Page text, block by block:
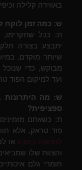
באווירה קלילה
ש: כמה זמן לוקח
ת: ככל שתקדימו,
יתבצע בצורה
שיותר מוקדם,
מבוקש, כדי
ועד למיקום הפוד
ש: מה היתרונות
ספציפית?
ת: כשאתם
פוד טראק, אלא
לחתונה בטבע או
והצוות שלו
חומרי גלם